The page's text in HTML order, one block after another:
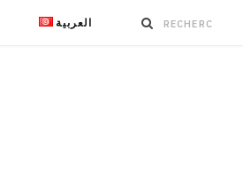
العربية